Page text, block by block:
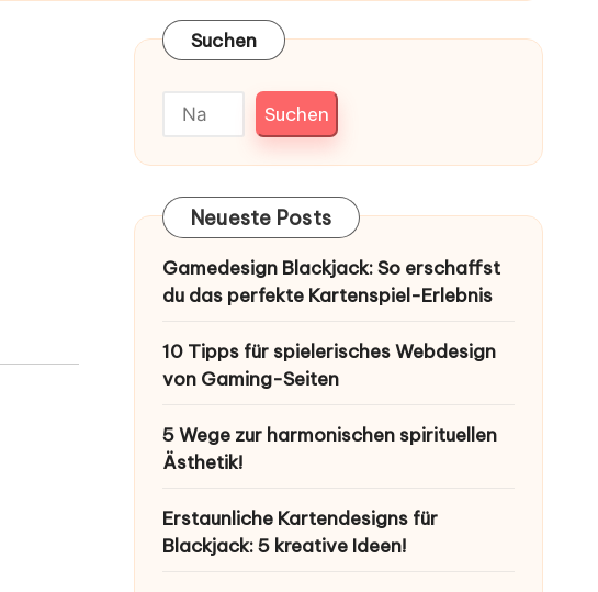
Suchen
Suchen
Neueste Posts
Gamedesign Blackjack: So erschaffst
du das perfekte Kartenspiel-Erlebnis
10 Tipps für spielerisches Webdesign
von Gaming-Seiten
5 Wege zur harmonischen spirituellen
Ästhetik!
Erstaunliche Kartendesigns für
Blackjack: 5 kreative Ideen!